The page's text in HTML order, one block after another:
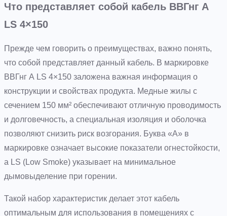
Что представляет собой кабель ВВГнг А
LS 4×150
Прежде чем говорить о преимуществах, важно понять,
что собой представляет данный кабель. В маркировке
ВВГнг А LS 4×150 заложена важная информация о
конструкции и свойствах продукта. Медные жилы с
сечением 150 мм² обеспечивают отличную проводимость
и долговечность, а специальная изоляция и оболочка
позволяют снизить риск возгорания. Буква «А» в
маркировке означает высокие показатели огнестойкости,
а LS (Low Smoke) указывает на минимальное
дымовыделение при горении.
Такой набор характеристик делает этот кабель
оптимальным для использования в помещениях с